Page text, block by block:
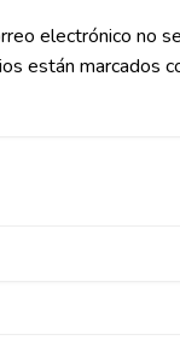
electrónico no
están marcados